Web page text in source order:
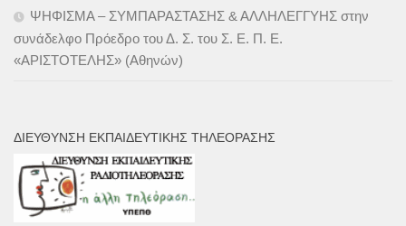
ΨΗΦΙΣΜΑ – ΣΥΜΠΑΡΑΣΤΑΣΗΣ & ΑΛΛΗΛΕΓΓΥΗΣ στην
συνάδελφο Πρόεδρο του Δ. Σ. του Σ. Ε. Π. Ε.
«ΑΡΙΣΤΟΤΕΛΗΣ» (Αθηνών)
ΔΙΕΎΘΥΝΣΗ ΕΚΠΑΙΔΕΥΤΙΚΉΣ ΤΗΛΕΌΡΑΣΗΣ